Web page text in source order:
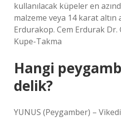
kullanılacak küpeler en
malzeme veya 14 karat altın
Erdurakop. Cem Erdurak Dr.
Kupe-Takma
Hangi
delik?
YUNUS (Peygamber) –